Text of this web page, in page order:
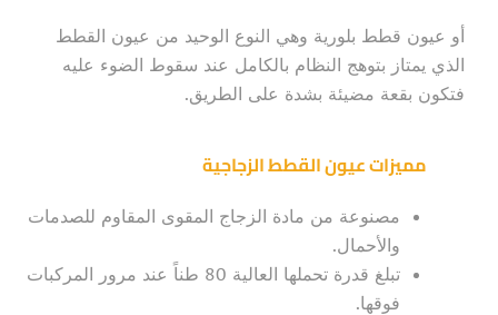
أو عيون قطط بلورية وهي النوع الوحيد من عيون القطط
الذي يمتاز بتوهج النظام بالكامل عند سقوط الضوء عليه
فتكون بقعة مضيئة بشدة على الطريق.
مميزات عيون القطط الزجاجية
مصنوعة من مادة الزجاج المقوى المقاوم للصدمات
والأحمال.
تبلغ قدرة تحملها العالية 80 طناً عند مرور المركبات
فوقها.